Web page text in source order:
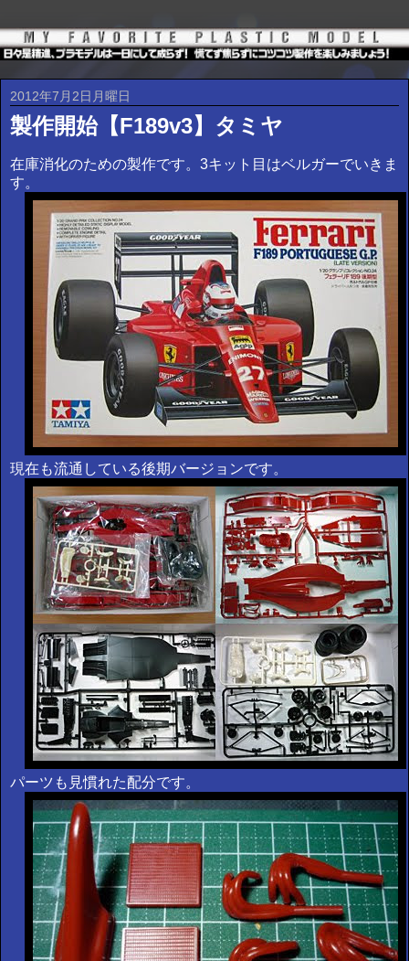
2012年7月2日月曜日
製作開始【F189v3】タミヤ
在庫消化のための製作です。3キット目はベルガーでいきま
す。
現在も流通している後期バージョンです。
パーツも見慣れた配分です。